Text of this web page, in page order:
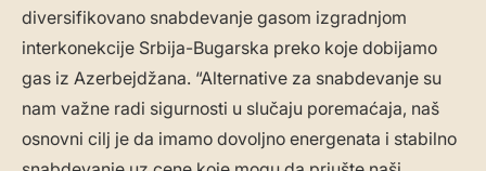
diversifikovano snabdevanje gasom izgradnjom
interkonekcije Srbija-Bugarska preko koje dobijamo
gas iz Azerbejdžana. “Alternative za snabdevanje su
nam važne radi sigurnosti u slučaju poremaćaja, naš
osnovni cilj je da imamo dovoljno energenata i stabilno